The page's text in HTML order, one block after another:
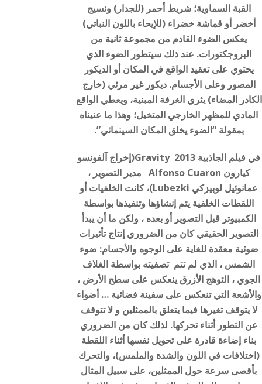
القبة السماوية؛ شريط أحمر (للجدار) ونسيج
أخضر أو قماشة خضراء (للإيحاء باللون النباتي)
يعكس الضوء القادم من مجموعة ثانية من
البروجكتورات. عند ذلك سيتطور الضوء الذي
يحتوي على تعقيد الواقع في المكان أو الديكور
المصور وعلى الأجسام. ديكور غير مرئي (خارج
الكادر المضاء) يثري الغرفة المبنية، ويعطي الواقع
المادي للمظهر الخارجي المتخيل؛ وهذا ما عنيناه
بمقولة “الضوء يخلق المكان السينمائي”.
في فيلم الجاذبية Gravity 2013(إخراج آلفونسو
كيارون Alfonso Cuaron مدير التصوير ،
عمانوئيل لوبيزكي Lubezki)، كانت الخلفيات أو
اللقطات الخلفية يتم إنشاؤها وتنفيذها بواسطة
الكمبيوتر قبل التصوير أو بعده ، ولكن ما أن يبدأ
التصوير الحقيقي كان من الضروري إنتاج تأثيرات
ضوئية معقدة للغاية على الوجوه والأجسام: ضوء
الشمس ، الذي لم تتم تصفيته بواسطة الغلاف
الجوي ، التوهج الأزرق ينعكس على سطح الأرض ،
والأشعة التي تنعكس على سفينة فضائية … أضواء
لا يتوقف تغيرها فيما يتعلق بالممثلين و لا تتوقف
عن التطور أثناء تحركها. لذلك كان من الضروري
بناء إضاءة قادرة على تحويل نفسها أثناء اللقطة
(اختلافات في اللون والشدة والملمس)، والتحرك
بأقصى سرعة حول الممثلين، على سبيل المثال